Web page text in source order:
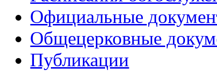
Официальные
Общецерковные
Публикации